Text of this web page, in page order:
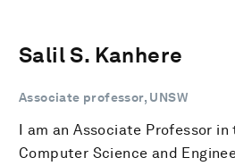
Salil S. Kanhere
Associate professor, UNSW
I am an Associate Professor in
Computer Science and